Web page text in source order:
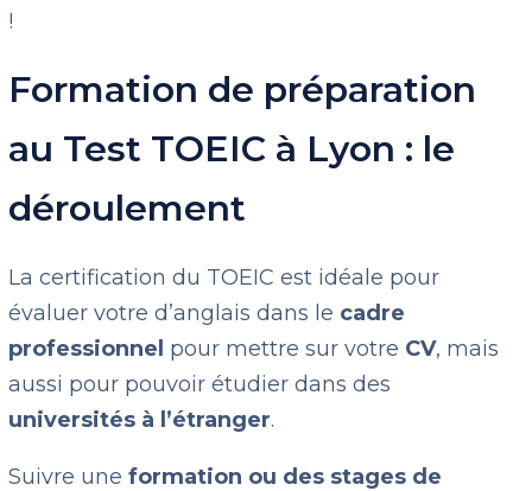
!
Formation de préparation
au Test TOEIC à Lyon : le
déroulement
La certification du TOEIC est idéale pour
évaluer votre d’anglais dans le cadre
professionnel pour mettre sur votre CV, mais
aussi pour pouvoir étudier dans des
universités à l’étranger.
Suivre uneformation ou des stages de